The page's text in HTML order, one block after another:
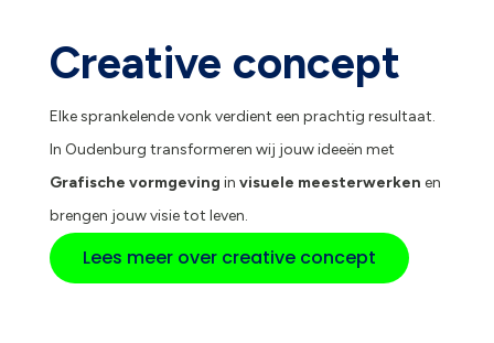
Creative concept
Elke sprankelende vonk verdient een prachtig resultaat.
In Oudenburg transformeren wij jouw ideeën met
Grafische vormgeving in visuele meesterwerken en
brengen jouw visie tot leven.
Lees meer over creative concept